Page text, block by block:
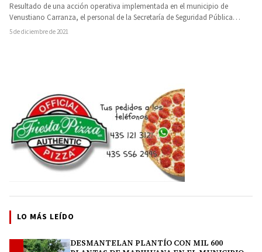
Resultado de una acción operativa implementada en el municipio de
Venustiano Carranza, el personal de la Secretaría de Seguridad Pública…
5 de diciembre de 2021
LO MÁS LEÍDO
DESMANTELAN PLANTÍO CON MIL 600